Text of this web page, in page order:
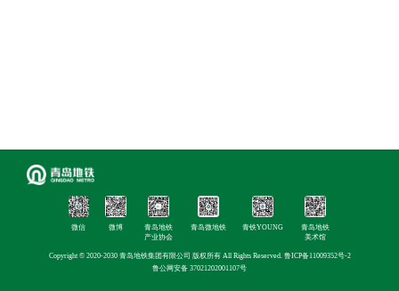
微信 微博
青岛地铁
产业协会
青岛微地铁 青铁YOUNG
青岛地铁
美术馆
Copyright © 2020-2030 青岛地铁集团有限公司 版权所有 All Rights Reserved. 鲁ICP备11009352号-2
鲁公网安备 37021202001107号